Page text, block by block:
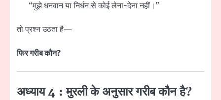
“मुझे धनवान या निर्धन से कोई लेना-देना नहीं।”
तो प्रश्न उठता है—
फिर गरीब कौन?
अध्याय 4 : मुरली के अनुसार गरीब कौन है?